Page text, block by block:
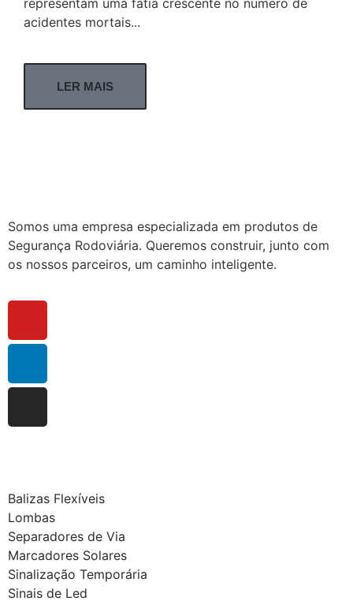
acidentes mortais...
LER MAIS
Somos uma empresa especializada em produtos de
Segurança Rodoviária. Queremos construir, junto com
os nossos parceiros, um caminho inteligente.
Balizas Flexíveis
Lombas
Separadores de Via
Marcadores Solares
Sinalização Temporária
Sinais de Led